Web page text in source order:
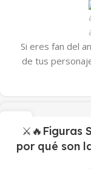
Si eres fan del
de tus
⚔️🔥Figuras
por qué son